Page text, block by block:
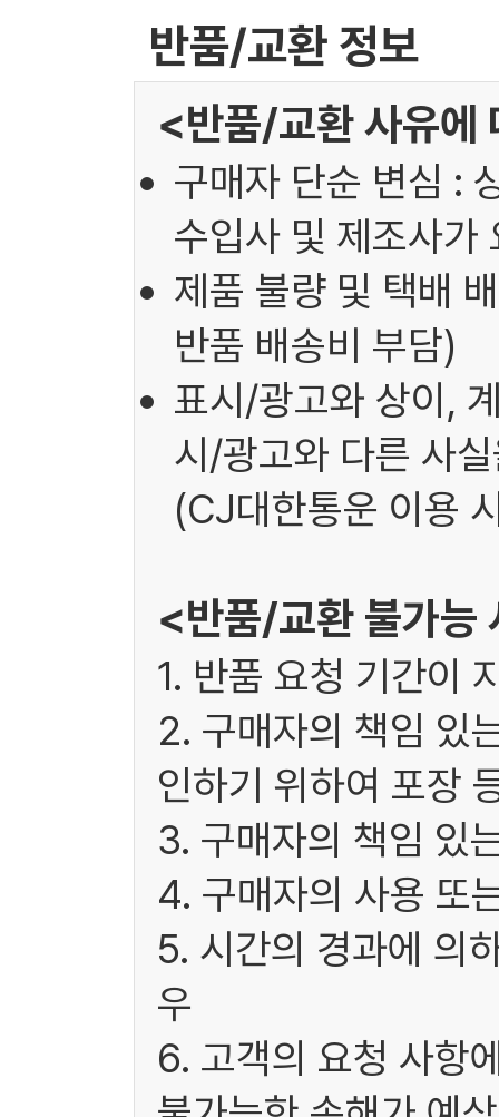
반품/교환 정보
<반품/교환 사유에
구매자 단순 변심 :
수입사 및 제조사가
제품 불량 및 택배
반품 배송비 부담)
표시/광고와 상이,
시/광고와 다른 사
(CJ대한통운 이용
<반품/교환 불가능
1. 반품 요청 기간이
2. 구매자의 책임 있
인하기 위하여 포장
3. 구매자의 책임 있
4. 구매자의 사용 또
5. 시간의 경과에 의
우
6. 고객의 요청 사항